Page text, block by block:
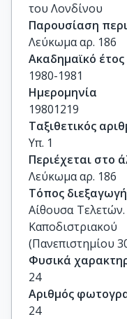
του Λονδίνου
Παρουσίαση
Λεύκωμα αρ. 186
Ακαδημαϊκό έτος
1980-1981
Ημερομηνία
19801219
Ταξιθετικός
Υπ. 1
Περιέχεται στο
Λεύκωμα αρ. 186
Τόπος
Αίθουσα Τελετών.
(Πανεπιστημίου
Φυσικά
24
Αριθμός
24